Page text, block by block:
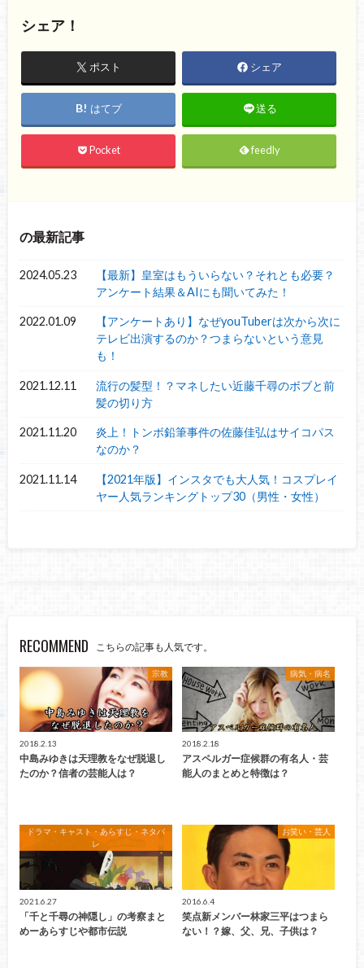
シェア！
ポスト シェア
はてブ 送る
Pocket feedly
の最新記事
2024.05.23
【最新】皇室はもういらない？それとも必要？
アンケート結果＆AIにも聞いてみた！
2022.01.09
【アンケートあり】なぜyouTuberは次から次に
テレビ出演するのか？つまらないという意見
も！
2021.12.11
流行の髪型！？マネしたい近藤千尋のボブと前
髪の切り方
2021.11.20
炎上！トンボ鉛筆事件の佐藤佳弘はサイコパス
なのか？
2021.11.14
【2021年版】インスタでも大人気！コスプレイ
ヤー人気ランキングトップ30（男性・女性）
RECOMMEND こちらの記事も人気です。
宗教
2018.2.13
中島みゆきは天理教をなぜ脱退し
たのか？信者の芸能人は？
病気・病名
2018.2.18
アスペルガー症候群の有名人・芸
能人のまとめと特徴は？
ドラマ・キャスト・あらすじ・ネタバ
レ
2021.6.27
「千と千尋の神隠し」の考察まと
めーあらすじや都市伝説
お笑い・芸人
2016.6.4
笑点新メンバー林家三平はつまら
ない！？嫁、父、兄、子供は？